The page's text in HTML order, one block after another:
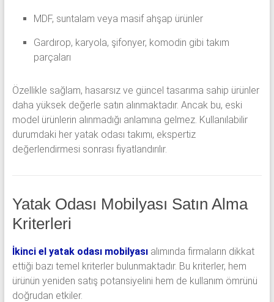
MDF, suntalam veya masif ahşap ürünler
Gardırop, karyola, şifonyer, komodin gibi takım
parçaları
Özellikle sağlam, hasarsız ve güncel tasarıma sahip ürünler
daha yüksek değerle satın alınmaktadır. Ancak bu, eski
model ürünlerin alınmadığı anlamına gelmez. Kullanılabilir
durumdaki her yatak odası takımı, ekspertiz
değerlendirmesi sonrası fiyatlandırılır.
Yatak Odası Mobilyası Satın Alma
Kriterleri
İkinci el yatak odası mobilyasıalımında firmaların dikkat
ettiği bazı temel kriterler bulunmaktadır. Bu kriterler, hem
ürünün yeniden satış potansiyelini hem de kullanım ömrünü
doğrudan etkiler.